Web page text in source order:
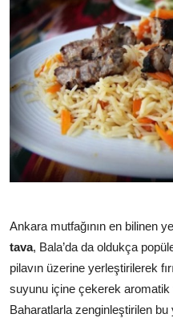
Ankara mutfağının en bilinen
tava, Bala’da da oldukça
pilavın üzerine yerleştirilerek
suyunu içine çekerek
Baharatlarla zenginleştirilen